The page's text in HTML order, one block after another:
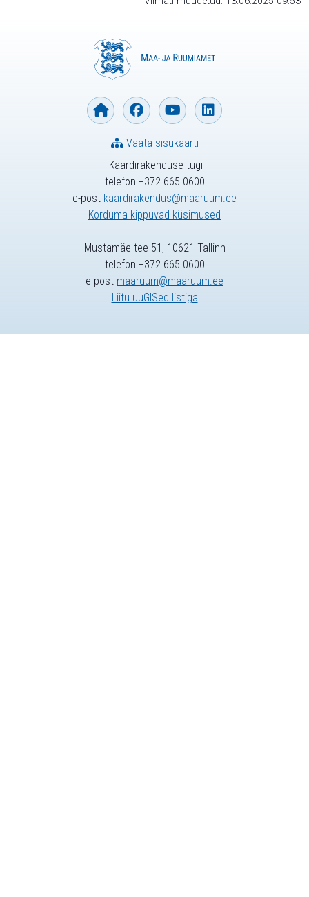
Kaardirakenduse tugi
telefon +372 665 0600
e-post kaardirakendus@maaruum.ee
Korduma kippuvad küsimused
Vaata sisukaarti
Mustamäe tee 51, 10621 Tallinn
telefon +372 665 0600
e-post maaruum@maaruum.ee
Liitu uuGISed listiga